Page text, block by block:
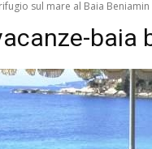
sul mare al Baia
baia